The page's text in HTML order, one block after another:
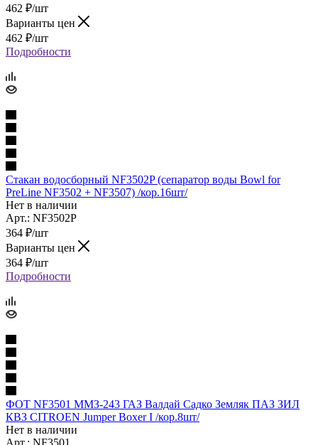
462 ₽/шт
Варианты цен
462 ₽/шт
Подробности
Стакан водосборный NF3502P (сепаратор воды Bowl for
PreLine NF3502 + NF3507) /кор.16шт/
Нет в наличии
Арт.: NF3502P
364 ₽/шт
Варианты цен
364 ₽/шт
Подробности
ФОТ NF3501 ММЗ-243 ГАЗ Валдай Садко Земляк ПАЗ ЗИЛ
КВЗ CITROEN Jumper Boxer I /кор.8шт/
Нет в наличии
Арт.: NF3501